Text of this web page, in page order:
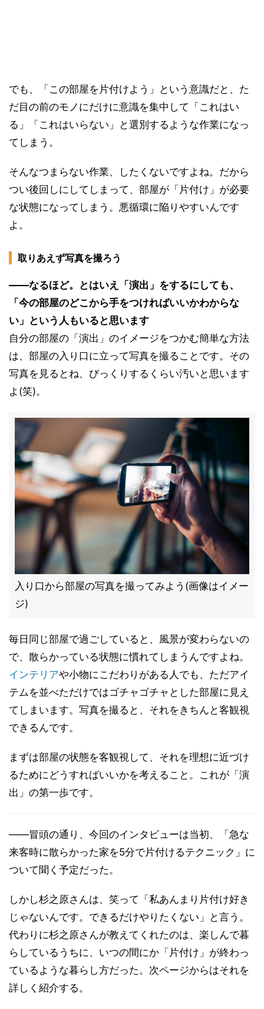
でも、「この部屋を片付けよう」という意識だと、た
だ目の前のモノにだけに意識を集中して「これはい
る」「これはいらない」と選別するような作業になっ
てしまう。
そんなつまらない作業、したくないですよね。だから
つい後回しにしてしまって、部屋が「片付け」が必要
な状態になってしまう。悪循環に陥りやすいんです
よ。
取りあえず写真を撮ろう
――なるほど。とはいえ「演出」をするにしても、
「今の部屋のどこから手をつければいいかわからな
い」という人もいると思います
自分の部屋の「演出」のイメージをつかむ簡単な方法
は、部屋の入り口に立って写真を撮ることです。その
写真を見るとね、びっくりするくらい汚いと思います
よ(笑)。
入り口から部屋の写真を撮ってみよう(画像はイメー
ジ)
毎日同じ部屋で過ごしていると、風景が変わらないの
で、散らかっている状態に慣れてしまうんですよね。
インテリアや小物にこだわりがある人でも、ただアイ
テムを並べただけではゴチャゴチャとした部屋に見え
てしまいます。写真を撮ると、それをきちんと客観視
できるんです。
まずは部屋の状態を客観視して、それを理想に近づけ
るためにどうすればいいかを考えること。これが「演
出」の第一歩です。
――冒頭の通り、今回のインタビューは当初、「急な
来客時に散らかった家を5分で片付けるテクニック」に
ついて聞く予定だった。
しかし杉之原さんは、笑って「私あんまり片付け好き
じゃないんです。できるだけやりたくない」と言う。
代わりに杉之原さんが教えてくれたのは、楽しんで暮
らしているうちに、いつの間にか「片付け」が終わっ
ているような暮らし方だった。次ページからはそれを
詳しく紹介する。